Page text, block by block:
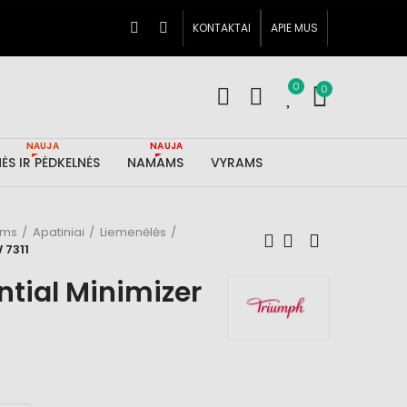
KONTAKTAI APIE MUS
0 0
IR PĖDKELNĖS
NAUJA
NAMAMS
NAUJA
VYRAMS
Apatiniai
Liemenėlės
Minimizer